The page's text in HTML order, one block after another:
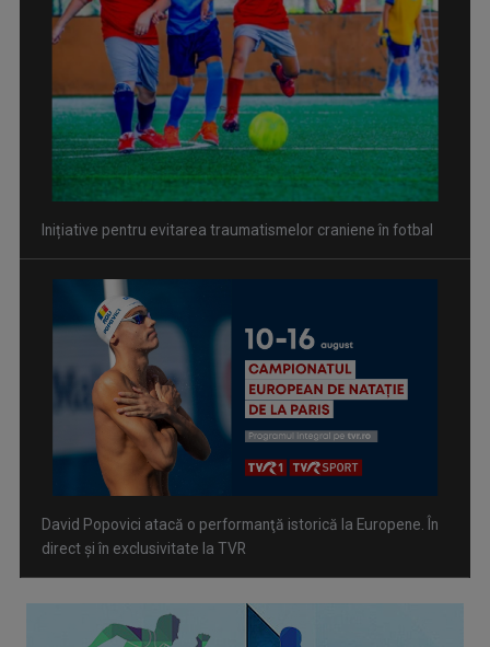
David Popovici atacă o performanţă istorică la Europene. În
direct şi în exclusivitate la TVR
Spectacol total la TVR: David Popovici și tricolorii luptă
pentru aur la Europenele de Natație de la Paris